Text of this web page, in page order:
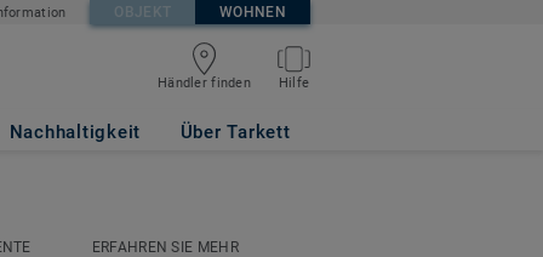
OBJEKT WOHNEN
Händler finden Hilfe
Nachhaltigkeit Über Tarkett
ERFAHREN SIE MEHR